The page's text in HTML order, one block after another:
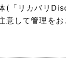
(「リカバリ
して管理をお